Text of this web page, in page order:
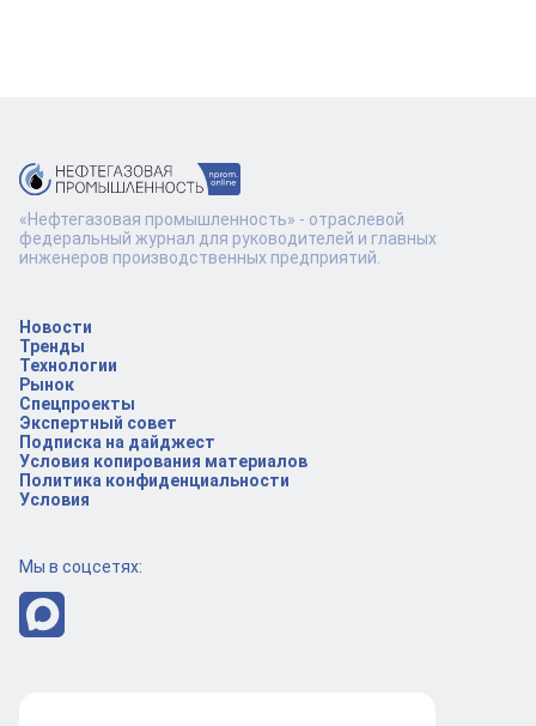
Новости
Тренды
Технологии
Рынок
Спецпроекты
Экспертный совет
Подписка на дайджест
Условия копирования материалов
Политика конфиденциальности
Условия
Мы в соцсетях:
«Нефтегазовая промышленность» - отраслевой
федеральный журнал для руководителей и главных
инженеров производственных предприятий.